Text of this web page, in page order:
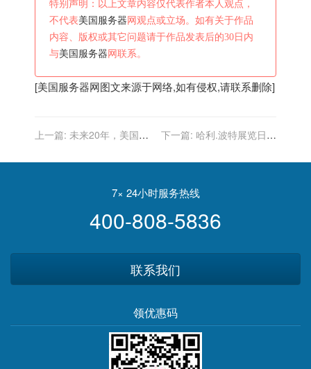
特别声明：以上文章内容仅代表作者本人观点，
不代表美国服务器 网观点或立场。如有关于作品
内容、版权或其它问题请于作品发表后的30日内
与美国服务器 网联系。
[美国服务器网图文来源于网络,如有侵权,请联系删除]
上一篇: 未来20年，美国的
下一篇: 哈利.波特展览日前
物馆举办！
7× 24小时服务热线
400-808-5836
联系我们
领优惠码